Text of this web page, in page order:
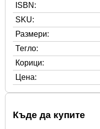
ISBN:
SKU:
Размери:
Тегло:
Корици:
Цена:
Къде да купите